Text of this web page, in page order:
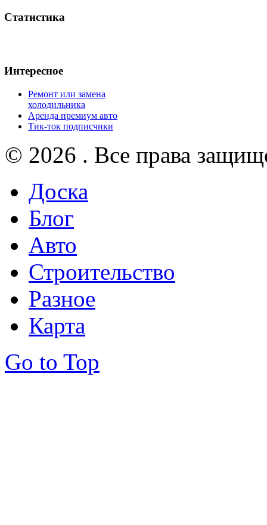
Статистика
Интересное
Ремонт или замена
холодильника
Аренда премиум авто
Тик-ток подписчики
© 2026 . Все права
Доска
Блог
Авто
Строительство
Разное
Карта
Go to Top